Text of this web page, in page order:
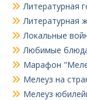
Литературная
Литературная
Локальные
Любимые
Марафон
Мелеуз на
Мелеуз